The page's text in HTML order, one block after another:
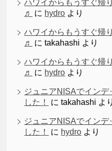
ハワイからもうすぐ帰
♬
に hydro より
ハワイからもうすぐ帰
♬
にtakahashi より
ハワイからもうすぐ帰
♬
に hydro より
ジュニアNISAでインデ
した！
にtakahashi より
ジュニアNISAでインデ
した！
に hydro より